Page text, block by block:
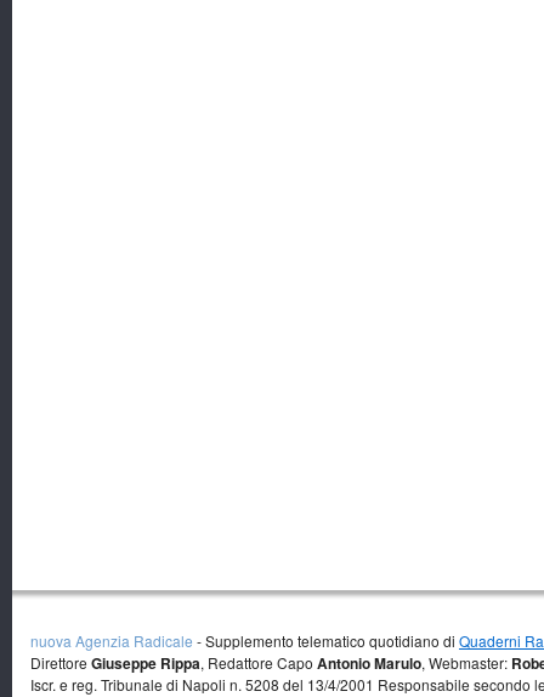
nuova Agenzia Radicale - Supplemento telematico quotidiano di Quaderni
Direttore Giuseppe Rippa, Redattore Capo Antonio Marulo, Webmaster:
Iscr. e reg. Tribunale di Napoli n. 5208 del 13/4/2001 Responsabile secondo